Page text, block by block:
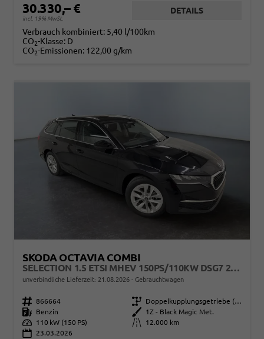
30.330,– €
incl. 19% MwSt.
DETAILS
Verbrauch kombiniert: 5,40 l/100km
CO2-Klasse: D
CO2-Emissionen: 122,00 g/km
SKODA OCTAVIA COMBI
SELECTION 1.5 ETSI MHEV 150PS/110KW DSG7 2026 +AHK+SUNSET+3-ZONE+RFK+KESSY+EL.HECK+BHZ. LENKRAD
unverbindliche Lieferzeit: 21.08.2026 Gebrauchtwagen
Fahrzeugnr. 866664 Getriebe
Doppelkupplungsgetriebe (DSG)
Kraftstoff
Benzin Außenfarbe
1Z - Black Magic Met.
Leistung
110 kW (150 PS) Kilometerstand
12.000 km
23.03.2026